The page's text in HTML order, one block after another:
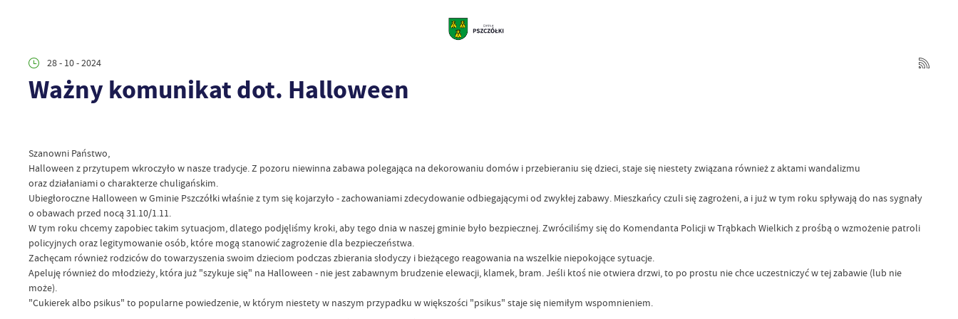
28 - 10 - 2024
Ważny komunikat dot. Halloween
Szanowni Państwo,
Halloween z przytupem wkroczyło w nasze tradycje. Z pozoru niewinna zabawa polegająca na dekorowaniu domów i przebieraniu się dzieci, staje się niestety związana również z aktami wandalizmu
oraz działaniami o charakterze chuligańskim.
Ubiegłoroczne Halloween w Gminie Pszczółki właśnie z tym się kojarzyło - zachowaniami zdecydowanie odbiegającymi od zwykłej zabawy. Mieszkańcy czuli się zagrożeni, a i już w tym roku spływają do nas sygnały
o obawach przed nocą 31.10/1.11.
W tym roku chcemy zapobiec takim sytuacjom, dlatego podjęliśmy kroki, aby tego dnia w naszej gminie było bezpiecznej. Zwróciliśmy się do Komendanta Policji w Trąbkach Wielkich z prośbą o wzmożenie patroli
policyjnych oraz legitymowanie osób, które mogą stanowić zagrożenie dla bezpieczeństwa.
Zachęcam również rodziców do towarzyszenia swoim dzieciom podczas zbierania słodyczy i bieżącego reagowania na wszelkie niepokojące sytuacje.
Apeluję również do młodzieży, która już "szykuje się" na Halloween - nie jest zabawnym brudzenie elewacji, klamek, bram. Jeśli ktoś nie otwiera drzwi, to po prostu nie chce uczestniczyć w tej zabawie (lub nie
może).
"Cukierek albo psikus" to popularne powiedzenie, w którym niestety w naszym przypadku w większości "psikus" staje się niemiłym wspomnieniem.